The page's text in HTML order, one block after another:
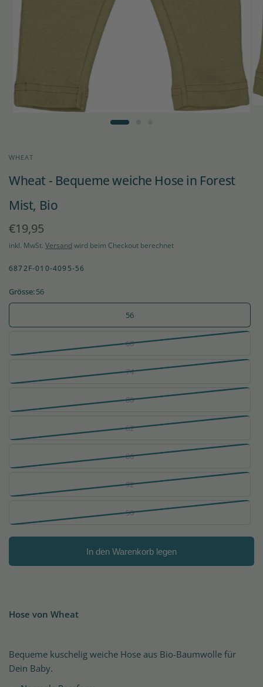
WHEAT
Wheat - Bequeme weiche Hose in Forest
Mist, Bio
€19,95
inkl. MwSt. Versand wird beim Checkout berechnet
6872F-010-4095-56
Grösse:56
56
68
74
80
62
86
92
50
In den Warenkorb legen
Hose von Wheat
Bequeme kuschelig weiche Hose aus Bio-Baumwolle für
Dein Baby.